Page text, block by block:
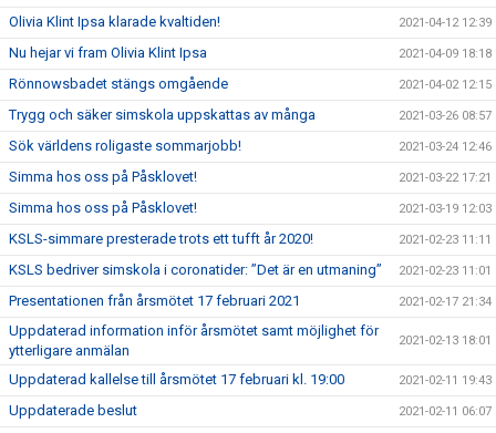
Olivia Klint Ipsa klarade kvaltiden! 2021-04-12 12:39
Nu hejar vi fram Olivia Klint Ipsa 2021-04-09 18:18
Rönnowsbadet stängs omgående 2021-04-02 12:15
Trygg och säker simskola uppskattas av många 2021-03-26 08:57
Sök världens roligaste sommarjobb! 2021-03-24 12:46
Simma hos oss på Påsklovet! 2021-03-22 17:21
Simma hos oss på Påsklovet! 2021-03-19 12:03
KSLS-simmare presterade trots ett tufft år 2020! 2021-02-23 11:11
KSLS bedriver simskola i coronatider: ”Det är en utmaning” 2021-02-23 11:01
Presentationen från årsmötet 17 februari 2021 2021-02-17 21:34
Uppdaterad information inför årsmötet samt möjlighet för
ytterligare anmälan
2021-02-13 18:01
Uppdaterad kallelse till årsmötet 17 februari kl. 19:00 2021-02-11 19:43
Uppdaterade beslut 2021-02-11 06:07